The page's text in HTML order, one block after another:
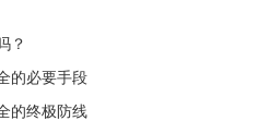
？
的必要手段
的终极防线